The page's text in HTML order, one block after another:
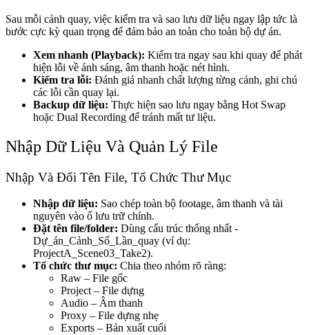
Sau mỗi cảnh quay, việc kiểm tra và sao lưu dữ liệu ngay lập tức là
bước cực kỳ quan trọng để đảm bảo an toàn cho toàn bộ dự án.
Xem nhanh (Playback): Kiểm tra ngay sau khi quay để phát
hiện lỗi về ánh sáng, âm thanh hoặc nét hình.
Kiểm tra lỗi: Đánh giá nhanh chất lượng từng cảnh, ghi chú
các lỗi cần quay lại.
Backup dữ liệu: Thực hiện sao lưu ngay bằng Hot Swap
hoặc Dual Recording để tránh mất tư liệu.
Nhập Dữ Liệu Và Quản Lý File
Nhập Và Đổi Tên File, Tổ Chức Thư Mục
Nhập dữ liệu: Sao chép toàn bộ footage, âm thanh và tài
nguyên vào ổ lưu trữ chính.
Đặt tên file/folder: Dùng cấu trúc thống nhất -
Dự_án_Cảnh_Số_Lần_quay (ví dụ:
ProjectA_Scene03_Take2).
Tổ chức thư mục: Chia theo nhóm rõ ràng:
Raw – File gốc
Project – File dựng
Audio – Âm thanh
Proxy – File dựng nhẹ
Exports – Bản xuất cuối